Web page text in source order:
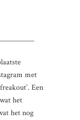
met
Een
het
het nog